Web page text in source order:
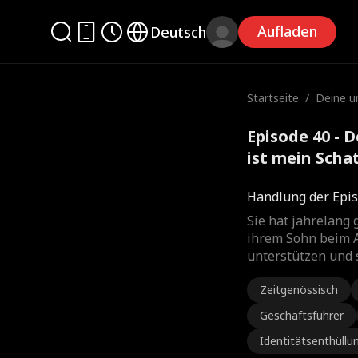
Deutsch Aufladen
Startseite / Deine
Episode 40 -
ist mein
Handlung der
Sie hat jahrelang
ihrem Sohn beim
unterstützen und
Zeitgenössisch
Geschäftsführer